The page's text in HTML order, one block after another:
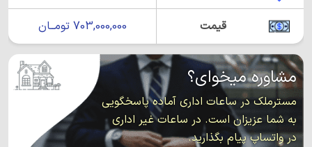
قیمت 703,000,000 تومــان
مشاوره میخوای؟
مسترملک در ساعات اداری آماده پاسخگویی
به شما عزیزان است. در ساعات غیر اداری
در واتساپ پیام بگذارید.